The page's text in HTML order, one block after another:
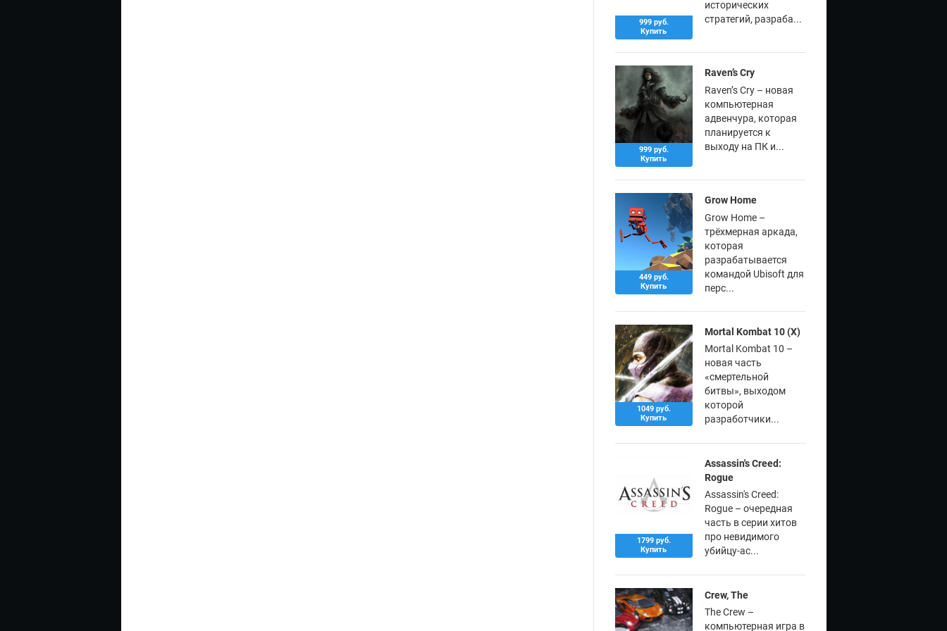
999 руб.
Купить
исторических
стратегий, разраба...
999 руб.
Купить
Raven’s Cry
Raven’s Cry – новая
компьютерная
адвенчура, которая
планируется к
выходу на ПК и...
449 руб.
Купить
Grow Home
Grow Home –
трёхмерная аркада,
которая
разрабатывается
командой Ubisoft для
перс...
1049 руб.
Купить
Mortal Kombat 10 (X)
Mortal Kombat 10 –
новая часть
«смертельной
битвы», выходом
которой
разработчики...
1799 руб.
Купить
Assassin's Creed:
Rogue
Assassin's Creed:
Rogue – очередная
часть в серии хитов
про невидимого
убийцу-ас...
Crew, The
The Crew –
компьютерная игра в